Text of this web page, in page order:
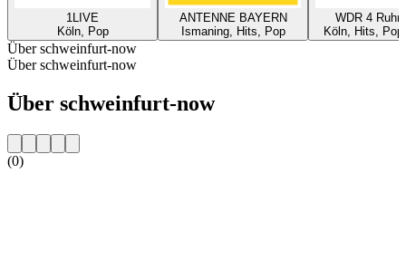
1LIVE
Köln, Pop
ANTENNE BAYERN
Ismaning, Hits, Pop
WDR 4
Köln, Hits,
Über schweinfurt-now
Über schweinfurt-now
Über schweinfurt-now
(0)